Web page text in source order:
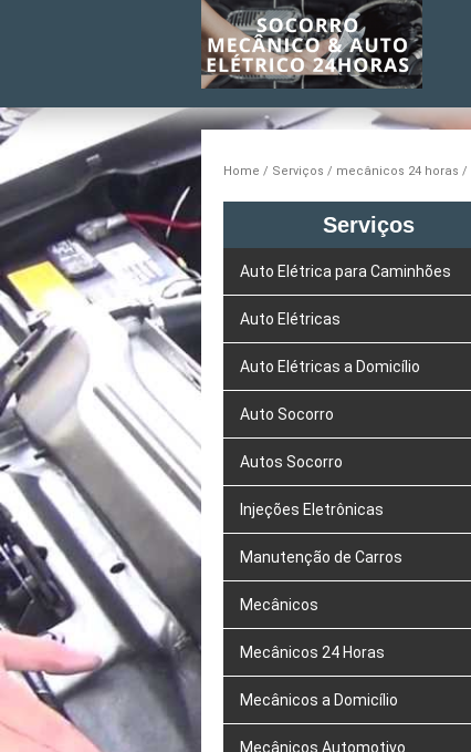
Home Serviços mecânicos 24 horas
Serviços
Auto Elétrica para Caminhões
Auto Elétricas
Auto Elétricas a Domicílio
Auto Socorro
Autos Socorro
Injeções Eletrônicas
Manutenção de Carros
Mecânicos
Mecânicos 24 Horas
Mecânicos a Domicílio
Mecânicos Automotivo